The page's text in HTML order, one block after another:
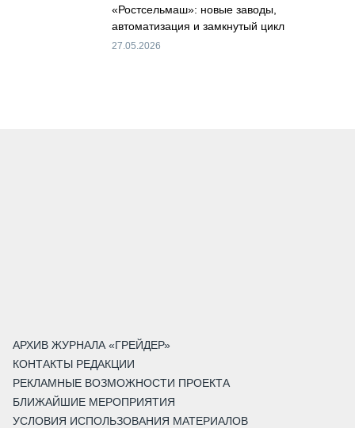
«Ростсельмаш»: новые заводы,
автоматизация и замкнутый цикл
27.05.2026
АРХИВ ЖУРНАЛА «ГРЕЙДЕР»
КОНТАКТЫ РЕДАКЦИИ
РЕКЛАМНЫЕ ВОЗМОЖНОСТИ ПРОЕКТА
БЛИЖАЙШИЕ МЕРОПРИЯТИЯ
УСЛОВИЯ ИСПОЛЬЗОВАНИЯ МАТЕРИАЛОВ